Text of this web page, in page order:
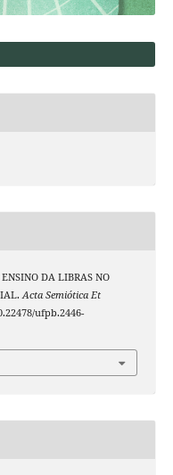
DA LIBRAS NO
Acta Semiótica Et
ufpb.2446-